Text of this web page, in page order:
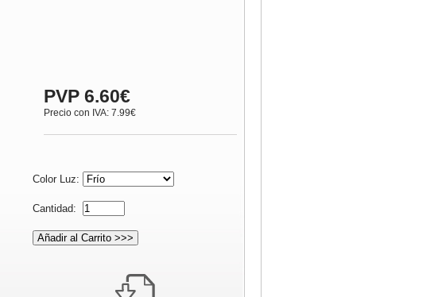
PVP 6.60€
Precio con IVA: 7.99€
Color Luz:
Cantidad: